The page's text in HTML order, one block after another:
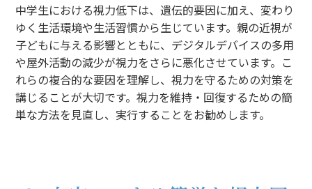
中学生における視力低下は、遺伝的要因に加え、変わり
ゆく生活環境や生活習慣から生じています。親の近視が
子どもに与える影響とともに、デジタルデバイスの多用
や屋外活動の減少が視力をさらに悪化させています。こ
れらの複合的な要因を理解し、視力を守るための対策を
講じることが大切です。視力を維持・回復するための簡
単な方法を見直し、実行することをお勧めします。